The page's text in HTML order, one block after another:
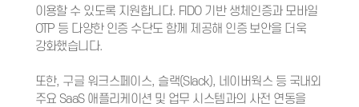
이용할 수 있도록 지원합니다. FIDO 기반 생체인증과 모바일
OTP 등 다양한 인증 수단도 함께 제공해 인증 보안을 더욱
강화했습니다.
또한, 구글 워크스페이스, 슬랙(Slack), 네이버웍스 등 국내외
주요 SaaS 애플리케이션 및 업무 시스템과의 사전 연동을